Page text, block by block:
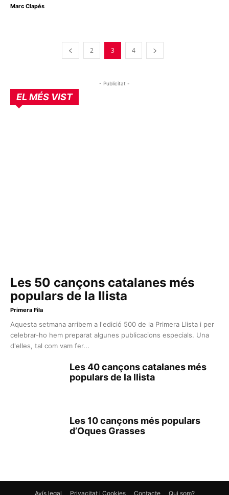
Marc Clapés
2 3 4
- Publicitat -
EL MÉS VIST
Les 50 cançons catalanes més
populars de la llista
Primera Fila
Aquesta setmana arribem a l'edició 500 de la Primera Llista i per
celebrar-ho hem preparat algunes publicacions especials. Una
d'elles, tal com vam fer...
Les 40 cançons catalanes més
populars de la llista
Les 10 cançons més populars
d’Oques Grasses
Avís legal Privacitat i Cookies Contacte Qui som?